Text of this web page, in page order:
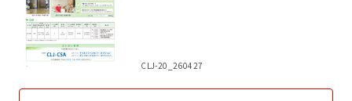
CLJ-20_260427